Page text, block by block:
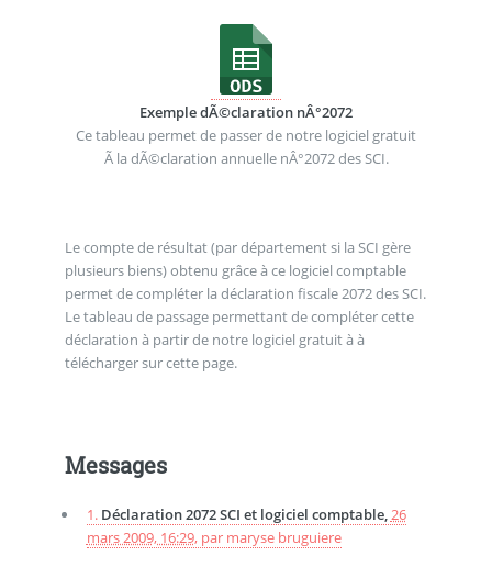
Exemple dÃ©claration nÂ°2072
Ce tableau permet de passer de notre logiciel gratuit
Ã la dÃ©claration annuelle nÂ°2072 des SCI.
Le compte de résultat (par département si la SCI gère
plusieurs biens) obtenu grâce à ce logiciel comptable
permet de compléter la déclaration fiscale 2072 des SCI.
Le tableau de passage permettant de compléter cette
déclaration à partir de notre logiciel gratuit à à
télécharger sur cette page.
Messages
1. Déclaration 2072 SCI et logiciel comptable,26
mars 2009, 16:29, par maryse bruguiere